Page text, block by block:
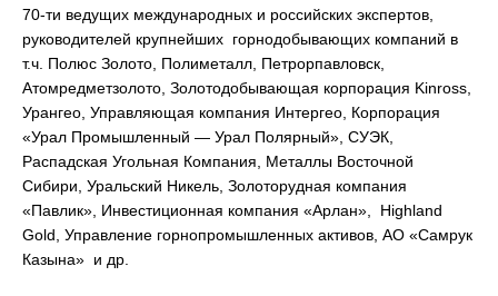
70-ти ведущих международных и российских экспертов,
руководителей крупнейших горнодобывающих компаний в
т.ч. Полюс Золото, Полиметалл, Петрорпавловск,
Атомредметзолото, Золотодобывающая корпорация Kinross,
Урангео, Управляющая компания Интергео, Корпорация
«Урал Промышленный — Урал Полярный», СУЭК,
Распадская Угольная Компания, Металлы Восточной
Сибири, Уральский Никель, Золоторудная компания
«Павлик», Инвестиционная компания «Арлан», Highland
Gold, Управление горнопромышленных активов, АО «Самрук
Казына» и др.